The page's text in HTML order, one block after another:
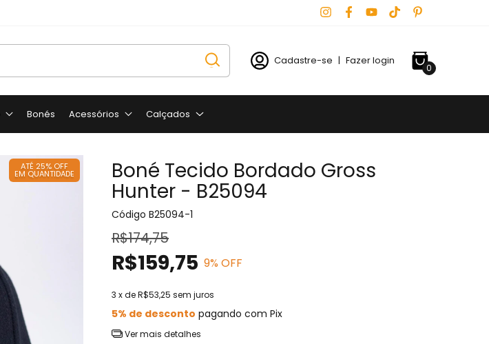
Cadastre-se | Fazer login
0
Bonés Acessórios Calçados
ATÉ 25% OFF
EM QUANTIDADE Boné Tecido Bordado Gross
Hunter - B25094
Código B25094-1
R$174,75
R$159,75 9% OFF
3 x deR$53,25 sem juros
5% de desconto pagando com Pix
Ver mais detalhes